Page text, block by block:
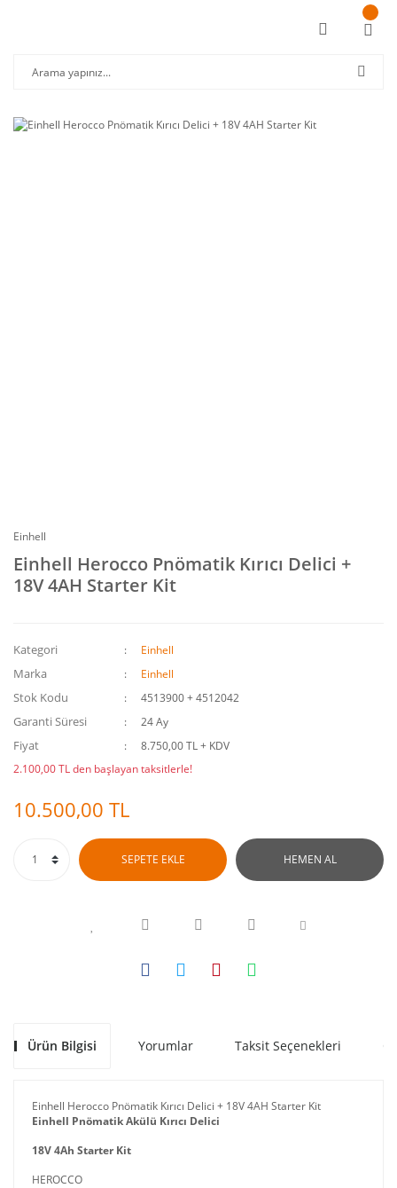
Einhell
Einhell Herocco Pnömatik Kırıcı Delici +
18V 4AH Starter Kit
Kategori Einhell
Marka Einhell
Stok Kodu 4513900 + 4512042
Garanti Süresi 24 Ay
Fiyat
8.750,00 TL + KDV
2.100,00 TL den başlayan taksitlerle!
10.500,00 TL
SEPETE EKLE HEMEN AL
Ürün Bilgisi Yorumlar Taksit Seçenekleri
Einhell Herocco Pnömatik Kırıcı Delici + 18V 4AH Starter Kit
Einhell Pnömatik Akülü Kırıcı Delici
18V 4Ah Starter Kit
HEROCCO